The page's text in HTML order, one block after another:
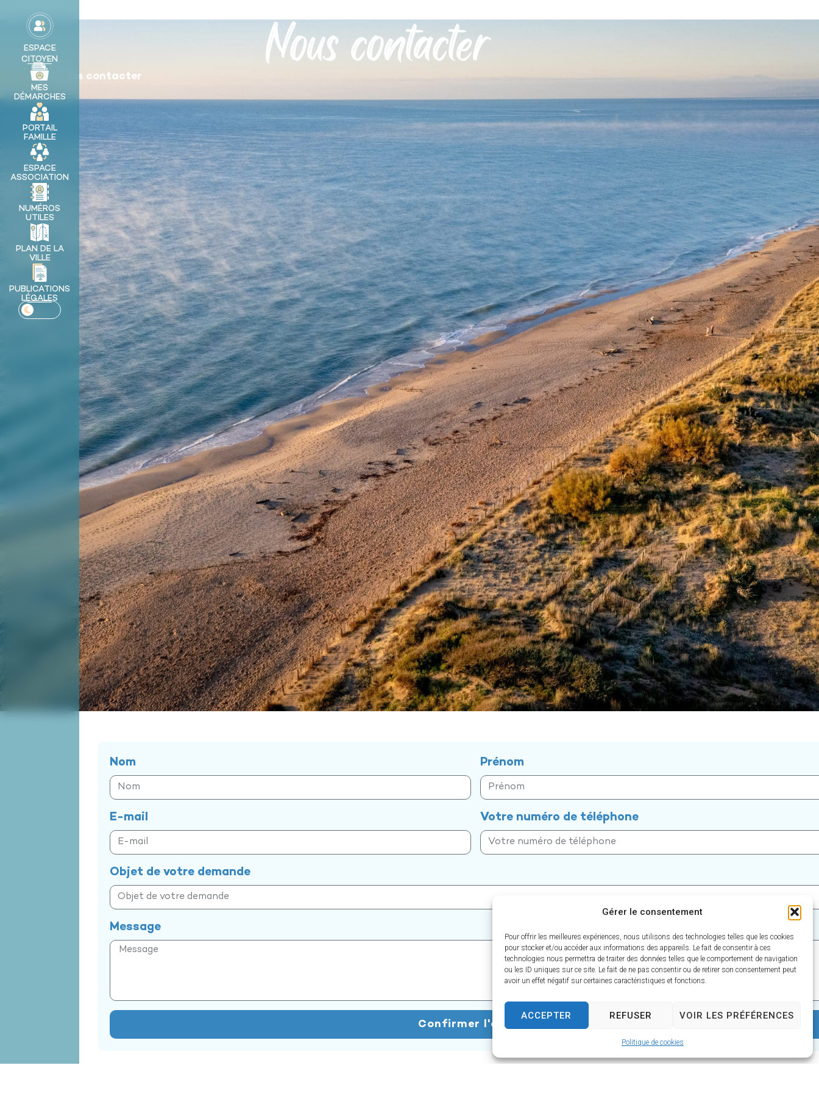
Gérer le consentement
Pour offrir les meilleures expériences, nous utilisons des technologies telles que les cookies
pour stocker et/ou accéder aux informations des appareils. Le fait de consentir à ces
technologies nous permettra de traiter des données telles que le comportement de navigation
ou les ID uniques sur ce site. Le fait de ne pas consentir ou de retirer son consentement peut
avoir un effet négatif sur certaines caractéristiques et fonctions.
ACCEPTER REFUSER VOIR LES PRÉFÉRENCES
Politique de cookies
principal
DÉCOUVRIR SÉRIGNAN
MES DÉMARCHES
ESPACE
CITOYEN
MES
DÉMARCHES
PORTAIL
FAMILLE
ESPACE
ASSOCIATION
NUMÉROS
UTILES
PLAN DE LA
VILLE
PUBLICATIONS
LÉGALES
Nous contacter
Accueil༄ Nous contacter
Nom Prénom
E-mail Votre numéro de téléphone
Objet de votre demande
Message
Confirmer l'envoi